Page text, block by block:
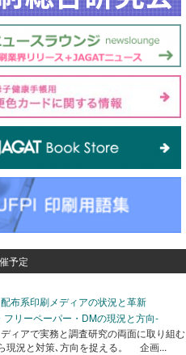
予定
配布系印刷メディアの状況と革新
フリーペーパー・DMの現況と方向-
ィアで実務と調査研究の両面に取り組む
現況と対策､方向を捉える。 企画...